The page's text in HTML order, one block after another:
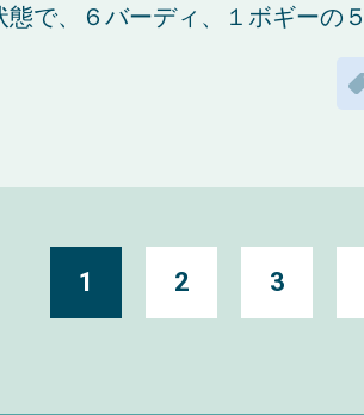
態で、６バーディ、１ボギーの
1 2 3